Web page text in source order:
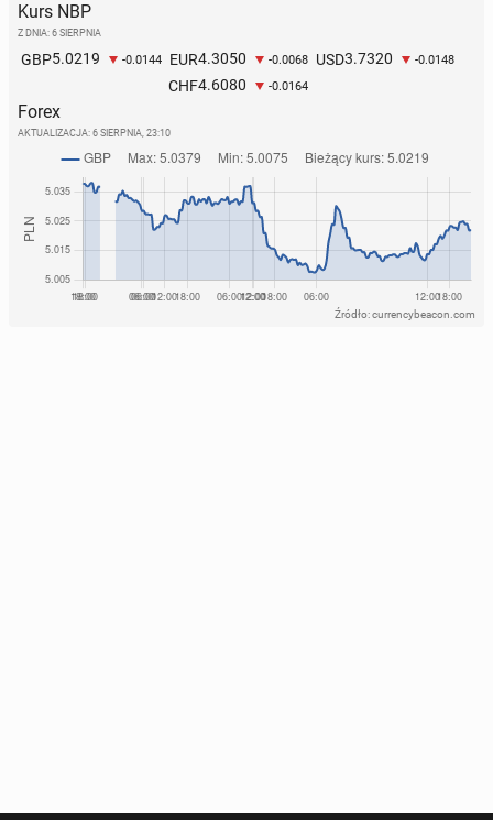
Kurs NBP
Z DNIA: 6 SIERPNIA
GBP5.0219 -0.0144 EUR4.3050 -0.0068 USD3.7320 -0.0148
CHF4.6080 -0.0164
Forex
AKTUALIZACJA: 6 SIERPNIA, 23:10
Źródło: currencybeacon.com